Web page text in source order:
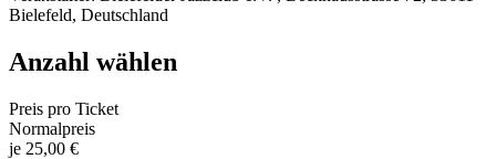
Bielefeld, Deutschland
Anzahl wählen
Preis pro Ticket
Normalpreis
je 25,00 €